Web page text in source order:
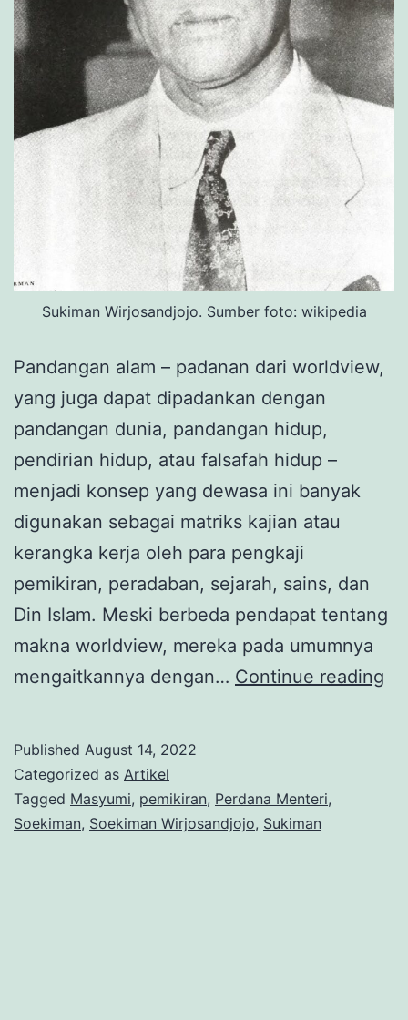
Sukiman Wirjosandjojo. Sumber foto: wikipedia
Pandangan alam – padanan dari worldview,
yang juga dapat dipadankan dengan
pandangan dunia, pandangan hidup,
pendirian hidup, atau falsafah hidup –
menjadi konsep yang dewasa ini banyak
digunakan sebagai matriks kajian atau
kerangka kerja oleh para pengkaji
pemikiran, peradaban, sejarah, sains, dan
Din Islam. Meski berbeda pendapat tentang
makna worldview, mereka pada umumnya
mengaitkannya dengan… Continue reading
Published August 14, 2022
Categorized as Artikel
Tagged Masyumi, pemikiran, Perdana Menteri,
Soekiman, Soekiman Wirjosandjojo, Sukiman